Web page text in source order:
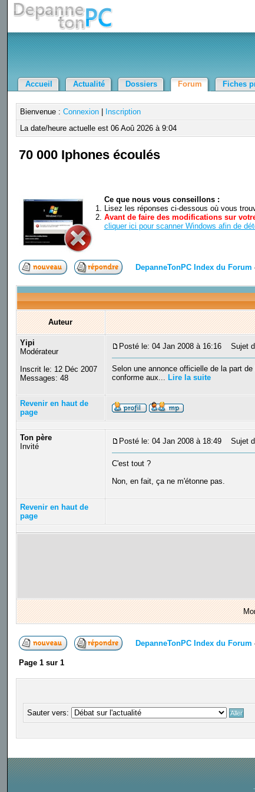
Accueil Actualité Dossiers Forum Fiches
Bienvenue : Connexion|
Inscription
La date/heure actuelle est 06 Aoû 2026 à 9:04
70 000 Iphones écoulés
Ce que nous vous conseillons :
Lisez les réponses ci-dessous où vous
Avant de faire des modifications sur
cliquer ici pour scanner Windows afin de
DepanneTonPC Index du Forum
Auteur
Yipi
Modérateur
Inscrit le: 12 Déc 2007
Messages: 48
Posté le: 04 Jan 2008 à 16:16 Sujet
Selon une annonce officielle de la part
conforme aux... Lire la suite
Revenir en haut de
page
Ton père
Invité
Posté le: 04 Jan 2008 à 18:49 Sujet
C'est tout ?
Non, en fait, ça ne m'étonne pas.
Revenir en haut de
page
DepanneTonPC Index du Forum
Page 1sur 1
Sauter vers: